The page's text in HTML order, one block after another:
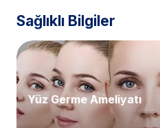
Sağlıklı Bilgiler
Yüz Germe Ameliyatı